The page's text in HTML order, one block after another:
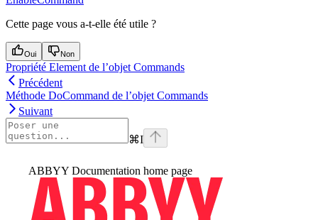
Cette page vous a-t-elle été utile ?
Oui Non
Propriété Element de l’objet Commands
Précédent
Méthode DoCommand de l’objet Commands
Suivant
⌘I
ABBYY Documentation home page